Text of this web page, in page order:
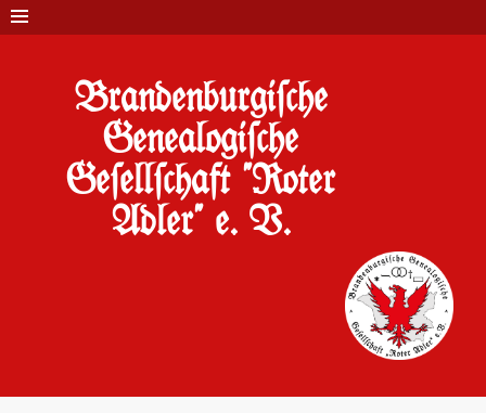
Brandenburgi#che
Genealogi#che
Ge#ell#chaft "Roter
Adler" e. V.